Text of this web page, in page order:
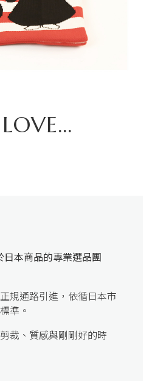
日本商品的專業選品團
規通路引進，依循日本市
準。
裁、質感與剛剛好的時